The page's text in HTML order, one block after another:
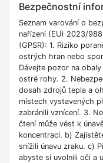
Bezpečnostní
Seznam varování o
nařízení (EU) 2023/
(GPSR): 1. Riziko
ostrých hran nebo
Dávejte pozor na
ostré rohy. 2.
dosah zdrojů tepla a
místech vystavených
zabránili vznícení. 3.
čtení může vést k
koncentrací. b)
snížili únavu zraku. c)
abyste si uvolnili oči a